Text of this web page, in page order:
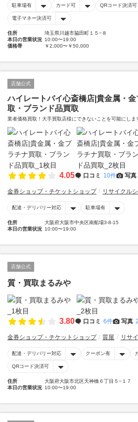
駐車場有 カード可 QRコード決済可
電子マネー決済可
住所
埼玉県川越市脇田町１５−８
本日の営業状況 10:00〜19:00
価格帯
￥2,000〜￥50,000
店舗公式
ハイレートバイ心斎橋店|貴金属・
取・ブランド品買取
業者価格買取！大手買取店様にできないことを可能にしま
4.05 口コミ 10件 写真
金券ショップ・チケットショップ リサイクル
配達・デリバリー対応 駐車場有
住所
大阪府大阪市中央区南船場3-8-15
本日の営業状況 10:00〜19:00
店舗公式
質・買取まるみや
3.80 口コミ 6件 写真
金券ショップ・チケットショップ 質屋 リサ
配達・デリバリー対応 クーポン有
QRコード決済可
住所
大阪府大阪市北区天神橋６丁目５−１７
本日の営業状況 10:00〜19:00